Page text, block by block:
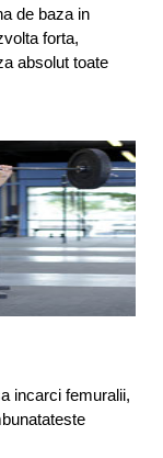
de baza in
forta,
absolut toate
incarci femuralii,